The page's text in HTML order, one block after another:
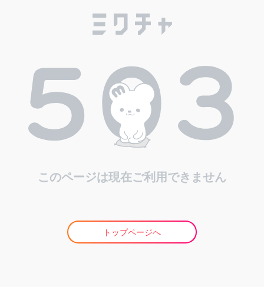
このページは現在ご利用できません